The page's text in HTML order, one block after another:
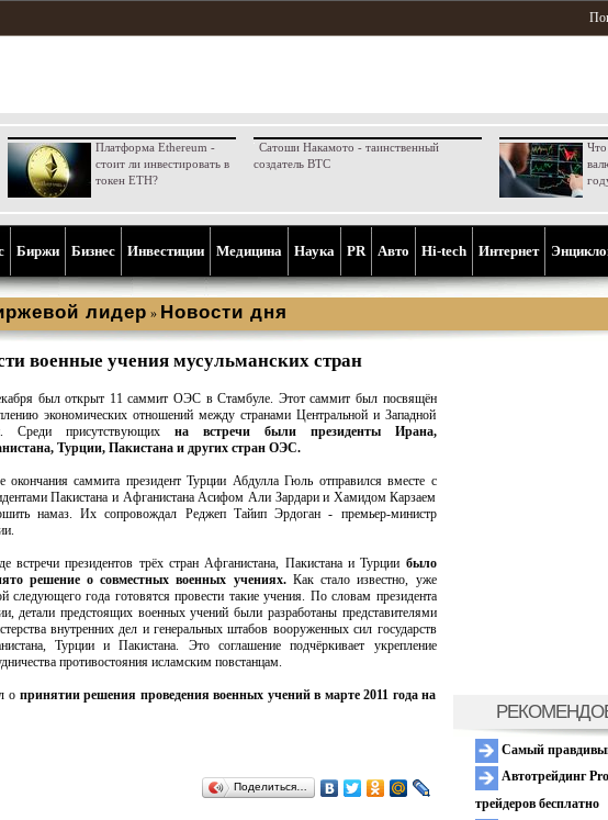
Платформа Ethereum -
стоит ли инвестировать в
токен ETH?
Сатоши Накамото - таинственный
создатель BTC
Биржи Бизнес Инвестиции Медицина Наука PR Aвто Hi-tech Интернет
лидер » Новости дня
военные учения мусульманских стран
был открыт 11 саммит ОЭС в Стамбуле. Этот саммит был посвящён
экономических отношений между странами Центральной и Западной
Среди присутствующих на встречи были президенты Ирана,
Турции, Пакистана и других стран ОЭС.
окончания саммита президент Турции Абдулла Гюль отправился вместе с
Пакистана и Афганистана Асифом Али Зардари и Хамидом Карзаем
намаз. Их сопровождал Реджеп Тайип Эрдоган - премьер-министр
встречи президентов трёх стран Афганистана, Пакистана и Турции было
решение о совместных военных учениях.Как стало известно, уже
следующего года готовятся провести такие учения. По словам президента
детали предстоящих военных учений были разработаны представителями
внутренних дел и генеральных штабов вооруженных сил государств
Турции и Пакистана. Это соглашение подчёркивает укрепление
противостояния исламским повстанцам.
о принятии решения проведения военных учений в марте 2011 года на
Поделиться…
Самый
Автотрейдинг
трейдеров бесплатно